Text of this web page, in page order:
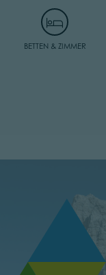
BETTEN & ZIMMER